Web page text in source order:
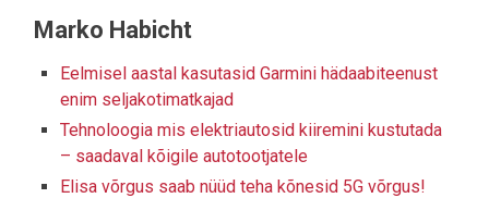
Marko Habicht
Eelmisel aastal kasutasid Garmini hädaabiteenust
enim seljakotimatkajad
Tehnoloogia mis elektriautosid kiiremini kustutada
– saadaval kõigile autotootjatele
Elisa võrgus saab nüüd teha kõnesid 5G võrgus!